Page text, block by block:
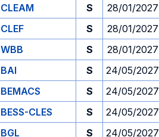
CLEAM
S 28/01/2027
CLEF
S 28/01/2027
WBB
S 28/01/2027
BAI
S 24/05/2027
BEMACS
S 24/05/2027
BESS-CLES
S 24/05/2027
BGL
S 24/05/2027